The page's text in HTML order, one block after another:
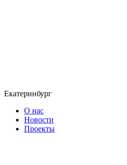
Екатеринбург
О нас
Новости
Проекты